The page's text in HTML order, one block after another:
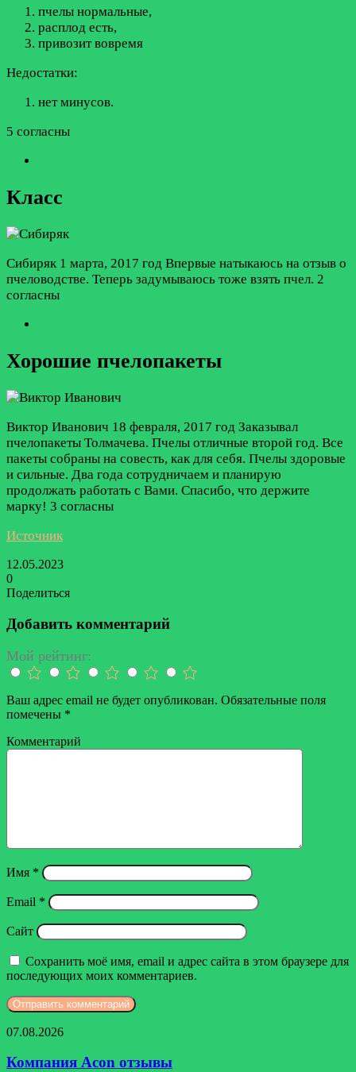
пчелы нормальные,
расплод есть,
привозит вовремя
Недостатки:
нет минусов.
5 согласны
Класс
Сибиряк 1 марта, 2017 год Впервые натыкаюсь на отзыв о
пчеловодстве. Теперь задумываюсь тоже взять пчел. 2
согласны
Хорошие пчелопакеты
Виктор Иванович 18 февраля, 2017 год Заказывал
пчелопакеты Толмачева. Пчелы отличные второй год. Все
пакеты собраны на совесть, как для себя. Пчелы здоровые
и сильные. Два года сотрудничаем и планирую
продолжать работать с Вами. Спасибо, что держите
марку! 3 согласны
Источник
12.05.2023
0
Поделиться
через
электронную
почту
Добавить комментарий
Мой рейтинг:
Ваш адрес email не будет опубликован. Обязательные поля
помечены *
Комментарий
Имя *
Email *
Сайт
Сохранить моё имя, email и адрес сайта в этом браузере для
последующих моих комментариев.
Компания
отзывы
07.08.2026
Компания Acon отзывы